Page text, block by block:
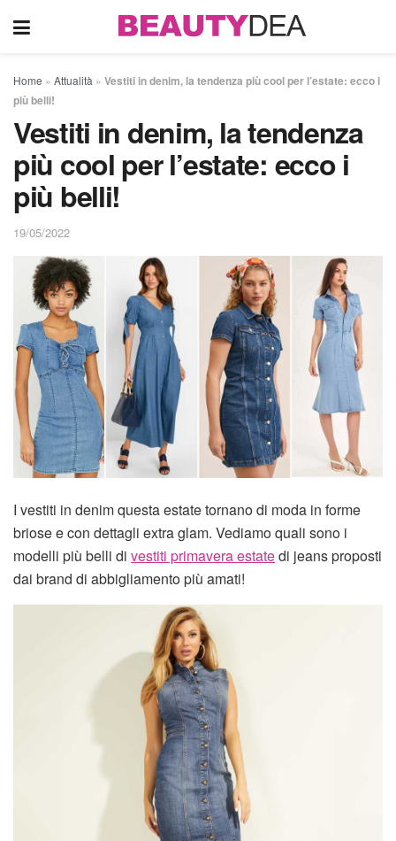
Home » Attualità » Vestiti in denim, la tendenza più cool per l’estate: ecco i
più belli!
Vestiti in denim, la tendenza
più cool per l’estate: ecco i
più belli!
19/05/2022
I vestiti in denim questa estate tornano di moda in forme
briose e con dettagli extra glam. Vediamo quali sono i
modelli più belli di vestiti primavera estatedi jeans proposti
dai brand di abbigliamento più amati!